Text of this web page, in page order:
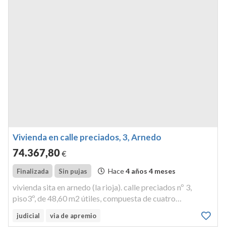
Vivienda en calle preciados, 3, Arnedo
74.367,80€
Finalizada Sin pujas Hace4 años 4 meses
vivienda sita en arnedo (la rioja). calle preciados nº 3,
piso3º, de 48,60 m2 útiles, compuesta de cuatro
de ingreso ypasillo.
judicial via de apremio